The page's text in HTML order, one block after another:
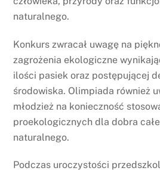
naturalnego.
Konkurs zwracał uwagę na
zagrożenia ekologiczne
ilości pasiek oraz postępującej
środowiska. Olimpiada również
młodzież na konieczność
proekologicznych dla dobra
naturalnego.
Podczas uroczystości